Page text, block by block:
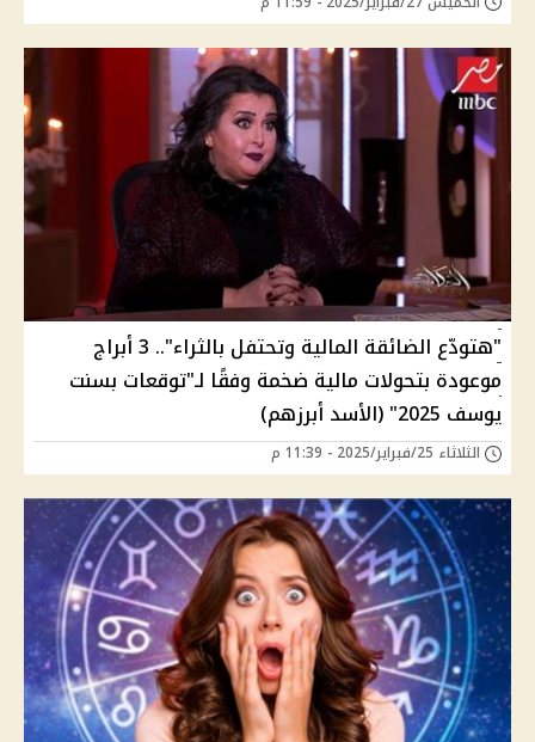
"هتودّع الضائقة المالية وتحتفل بالثراء".. 3 أبراج
موعودة بتحولات مالية ضخمة وفقًا لـ"توقعات بسنت
يوسف 2025" (الأسد أبرزهم)
الثلاثاء 25/فبراير/2025 - 11:39 م